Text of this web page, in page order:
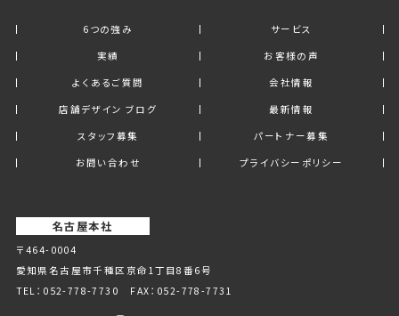
6つの強み
サービス
実績
お客様の声
よくあるご質問
会社情報
店舗デザイン ブログ
最新情報
スタッフ募集
パートナー募集
お問い合わせ
プライバシーポリシー
名古屋本社
〒464-0004
愛知県名古屋市千種区京命1丁⽬8番6号
TEL： 052-778-7730 FAX：052-778-7731